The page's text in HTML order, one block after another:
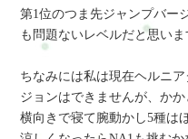
第1位のつま先ジャンプバー
も問題ないレベルだと思いま
ちなみには私は現在ヘルニ
ジョンはできませんが、か
横向きで寝て腕動かし5種は